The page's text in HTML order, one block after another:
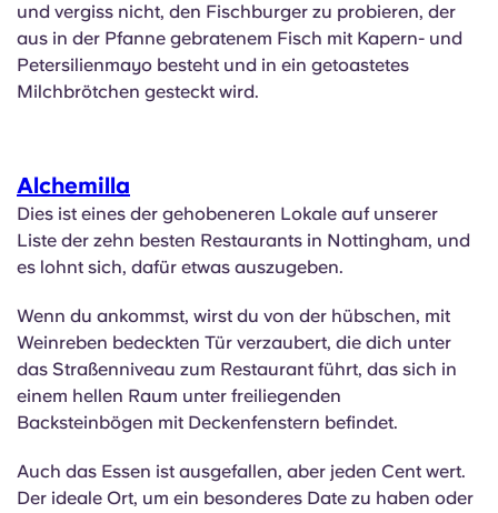
und vergiss nicht, den Fischburger zu probieren, der
aus in der Pfanne gebratenem Fisch mit Kapern- und
Petersilienmayo besteht und in ein getoastetes
Milchbrötchen gesteckt wird.
Alchemilla
Dies ist eines der gehobeneren Lokale auf unserer
Liste der zehn besten Restaurants in Nottingham, und
es lohnt sich, dafür etwas auszugeben.
Wenn du ankommst, wirst du von der hübschen, mit
Weinreben bedeckten Tür verzaubert, die dich unter
das Straßenniveau zum Restaurant führt, das sich in
einem hellen Raum unter freiliegenden
Backsteinbögen mit Deckenfenstern befindet.
Auch das Essen ist ausgefallen, aber jeden Cent wert.
Der ideale Ort, um ein besonderes Date zu haben oder